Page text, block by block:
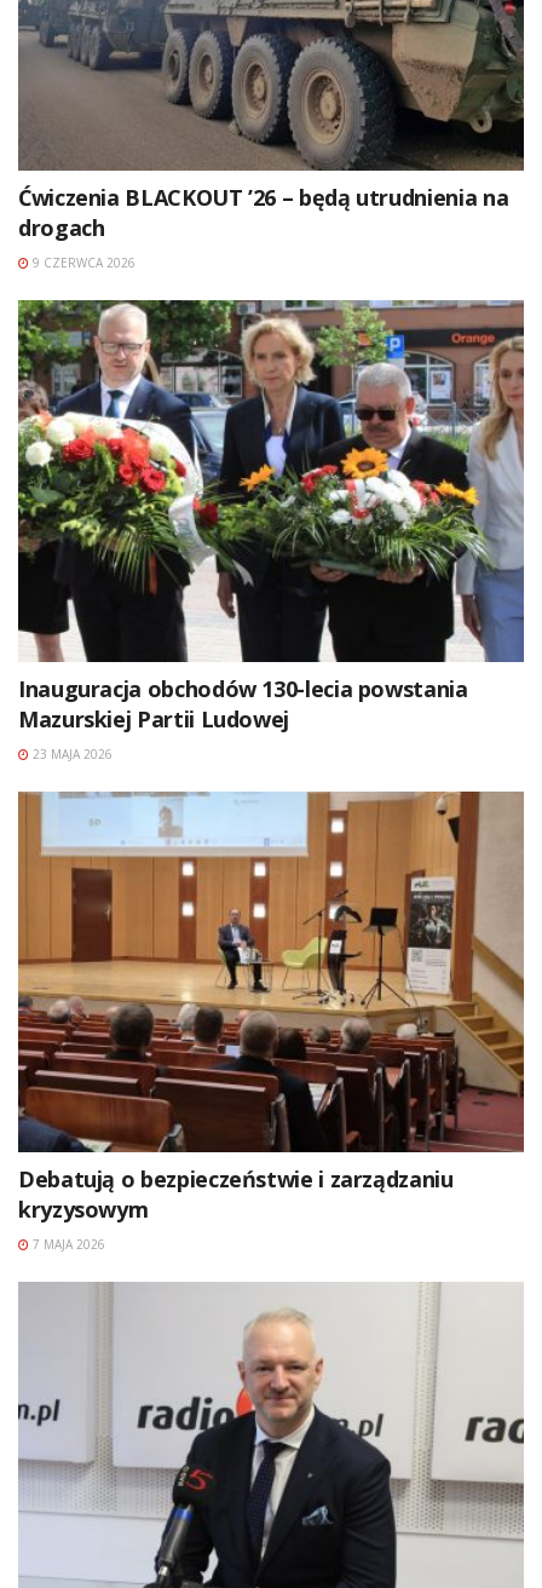
Ćwiczenia BLACKOUT ’26 – będą utrudnienia na
drogach
9 CZERWCA 2026
Inauguracja obchodów 130-lecia powstania
Mazurskiej Partii Ludowej
23 MAJA 2026
Debatują o bezpieczeństwie i zarządzaniu
kryzysowym
7 MAJA 2026